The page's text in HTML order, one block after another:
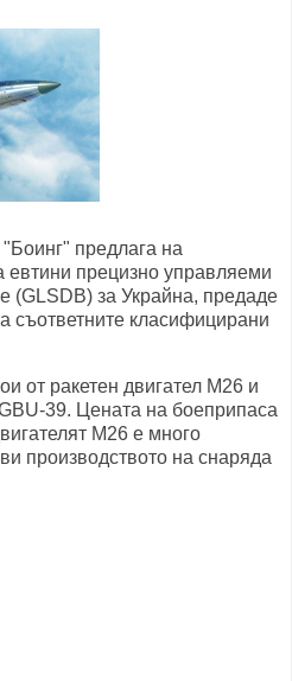
предлага на
евтини прецизно управляеми
(GLSDB) за Украйна, предаде
съответните класифицирани
от ракетен двигател M26 и
39. Цената на боеприпаса
М26 е много
производството на снаряда